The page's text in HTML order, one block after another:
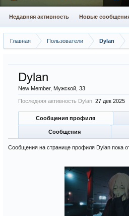
Главная Пользователи Dylan
Dylan
New Member, Мужской, 33
Последняя активность Dylan: 27 дек 2025
Сообщения профиля
Сообщения
Сообщения на странице профиля Dylan пока
Недавняя активность Новые